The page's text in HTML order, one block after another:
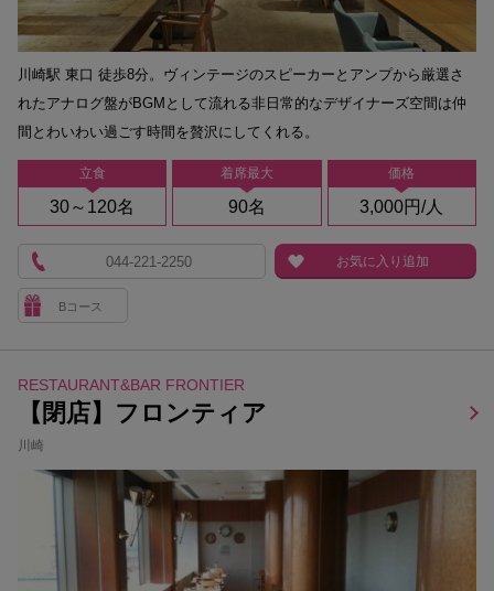
立食
30～120名
着席最大
90名
価格
3,000円/人
川崎駅 東口 徒歩8分。ヴィンテージのスピーカーとアンプから厳選さ
れたアナログ盤がBGMとして流れる非日常的なデザイナーズ空間は仲
間とわいわい過ごす時間を贅沢にしてくれる。
Bコース
044-221-2250 お気に入り追加
RESTAURANT&BAR FRONTIER
【閉店】フロンティア
川崎